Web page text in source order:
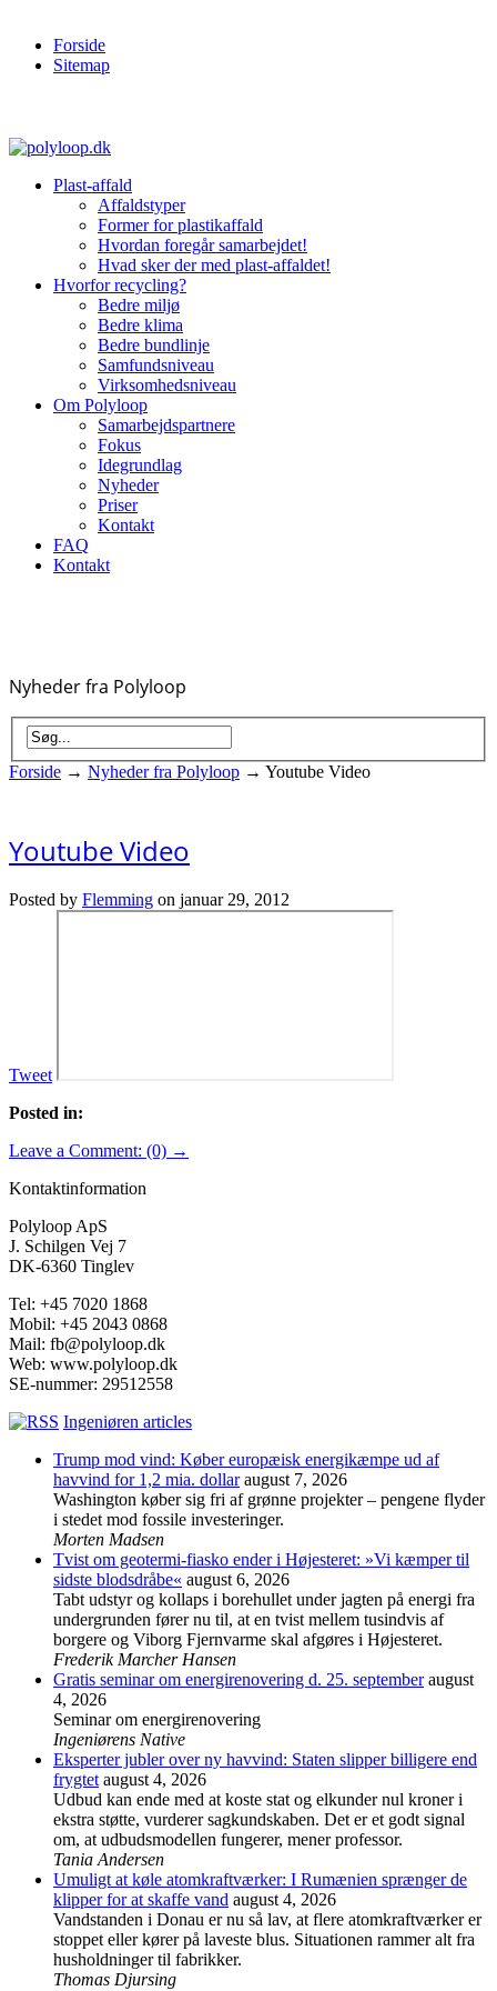
Forside
Sitemap
Plast-affald
Affaldstyper
Former for plastikaffald
Hvordan foregår samarbejdet!
Hvad sker der med plast-affaldet!
Hvorfor recycling?
Bedre miljø
Bedre klima
Bedre bundlinje
Samfundsniveau
Virksomhedsniveau
Om Polyloop
Samarbejdspartnere
Fokus
Idegrundlag
Nyheder
Priser
Kontakt
FAQ
Kontakt
Nyheder fra Polyloop
Forside → Nyheder fra Polyloop → Youtube Video
Youtube Video
Posted by Flemming on januar 29, 2012
Tweet
Posted in:
Leave a Comment: (0) →
Kontaktinformation
Polyloop ApS
J. Schilgen Vej 7
DK-6360 Tinglev
Tel: +45 7020 1868
Mobil: +45 2043 0868
Mail: fb@polyloop.dk
Web: www.polyloop.dk
SE-nummer: 29512558
Ingeniøren articles
Trump mod vind: Køber europæisk energikæmpe ud af
havvind for 1,2 mia. dollar august 7, 2026
Washington køber sig fri af grønne projekter – pengene flyder
i stedet mod fossile investeringer.
Morten Madsen
Tvist om geotermi-fiasko ender i Højesteret: »Vi kæmper til
sidste blodsdråbe« august 6, 2026
Tabt udstyr og kollaps i borehullet under jagten på energi fra
undergrunden fører nu til, at en tvist mellem tusindvis af
borgere og Viborg Fjernvarme skal afgøres i Højesteret.
Frederik Marcher Hansen
Gratis seminar om energirenovering d. 25. september august
4, 2026
Seminar om energirenovering
Ingeniørens Native
Eksperter jubler over ny havvind: Staten slipper billigere end
frygtet august 4, 2026
Udbud kan ende med at koste stat og elkunder nul kroner i
ekstra støtte, vurderer sagkundskaben. Det er et godt signal
om, at udbudsmodellen fungerer, mener professor.
Tania Andersen
Umuligt at køle atomkraftværker: I Rumænien sprænger de
klipper for at skaffe vand august 4, 2026
Vandstanden i Donau er nu så lav, at flere atomkraftværker er
stoppet eller kører på laveste blus. Situationen rammer alt fra
husholdninger til fabrikker.
Thomas Djursing